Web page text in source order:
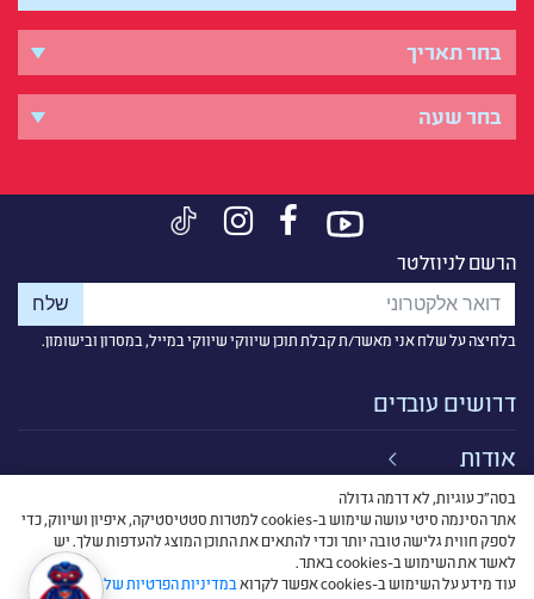
הרשם לניוזלטר
בלחיצה על שלח אני מאשר/ת קבלת תוכן שיווקי שיווקי במייל, במסרון ובישומון.
דרושים עובדים
אודות
קישורים
תנאי שימוש
בסה״כ עוגיות, לא דרמה גדולה
אתר הסינמה סיטי עושה שימוש ב-cookies למטרות סטטיסטיקה, איפיון ושיווק, כדי
לספק חווית גלישה טובה יותר וכדי להתאים את התוכן המוצג להעדפות שלך. יש
לאשר את השימוש ב-cookies באתר.
עוד מידע על השימוש ב-cookies אפשר לקרוא
במדיניות הפרטיות שלנו